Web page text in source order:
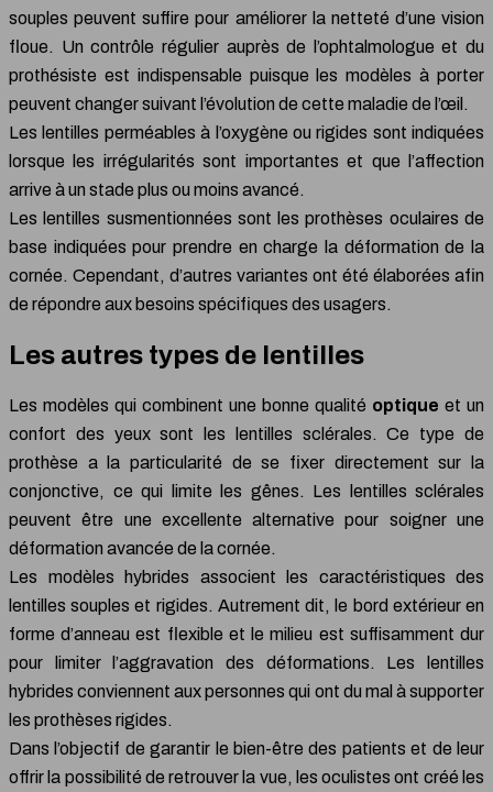
souples peuvent suffire pour améliorer la netteté d’une vision
floue. Un contrôle régulier auprès de l’ophtalmologue et du
prothésiste est indispensable puisque les modèles à porter
peuvent changer suivant l’évolution de cette maladie de l’œil.
Les lentilles perméables à l’oxygène ou rigides sont indiquées
lorsque les irrégularités sont importantes et que l’affection
arrive à un stade plus ou moins avancé.
Les lentilles susmentionnées sont les prothèses oculaires de
base indiquées pour prendre en charge la déformation de la
cornée. Cependant, d’autres variantes ont été élaborées afin
de répondre aux besoins spécifiques des usagers.
Les autres types de lentilles
Les modèles qui combinent une bonne qualité optique et un
confort des yeux sont les lentilles sclérales. Ce type de
prothèse a la particularité de se fixer directement sur la
conjonctive, ce qui limite les gênes. Les lentilles sclérales
peuvent être une excellente alternative pour soigner une
déformation avancée de la cornée.
Les modèles hybrides associent les caractéristiques des
lentilles souples et rigides. Autrement dit, le bord extérieur en
forme d’anneau est flexible et le milieu est suffisamment dur
pour limiter l’aggravation des déformations. Les lentilles
hybrides conviennent aux personnes qui ont du mal à supporter
les prothèses rigides.
Dans l’objectif de garantir le bien-être des patients et de leur
offrir la possibilité de retrouver la vue, les oculistes ont créé les